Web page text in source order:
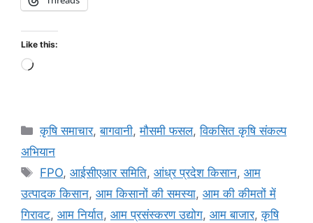
Like this:
कृषि समाचार,बागवानी,मौसमी फसल,विकसित कृषि संकल्प
अभियान
FPO,आईसीएआर समिति,आंध्र प्रदेश किसान,आम
उत्पादक किसान, आम किसानों की समस्या, आम की कीमतों में
गिरावट, आम निर्यात, आम प्रसंस्करण उद्योग, आम बाजार,कृषि